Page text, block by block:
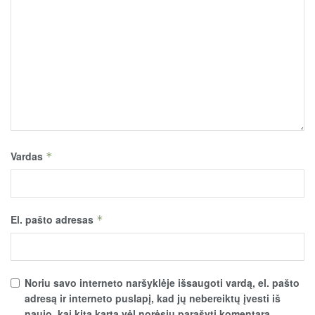
Vardas *
El. pašto adresas *
Noriu savo interneto naršyklėje išsaugoti vardą, el. pašto
adresą ir interneto puslapį, kad jų nebereiktų įvesti iš